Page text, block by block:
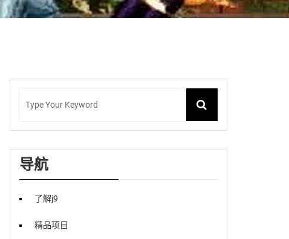
导航
了解j9
精品项目